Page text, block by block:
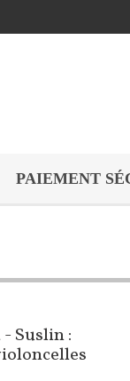
PAIEMENT
Suslin :